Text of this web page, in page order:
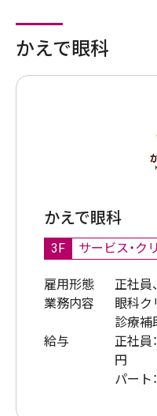
かえで眼科
かえで眼科
3F サービス・ク
雇用形態
正社員
業務内容
眼科ク
診療補
給与
正社員
円
パート